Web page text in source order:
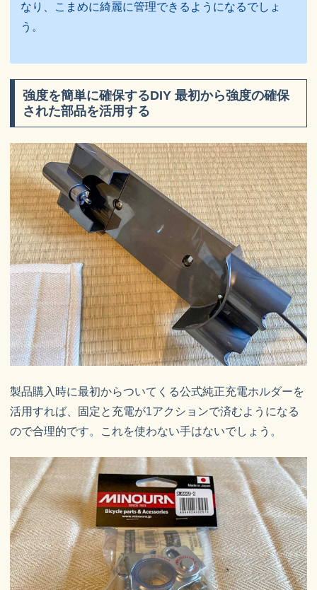
なり、こまめに綺麗に管理できるようになるでしょ
う。
強度を簡単に確保するDIY 最初から強度の確保
された部品を活用する
製品購入時に最初からついてくる公式純正充電ホルダーを
活用すれば、固定と充電が1アクションで済むようになる
ので合理的です。これを使わない手はないでしょう。